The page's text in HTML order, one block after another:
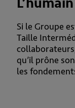
Si le Groupe
Taille
qu’il prône
les